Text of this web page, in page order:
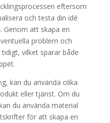
eftersom
och testa din idé
Genom att skapa en
problem och
vilket sparar både
kan du använda olika
eller tjänst. Om du
du använda material
för att skapa en